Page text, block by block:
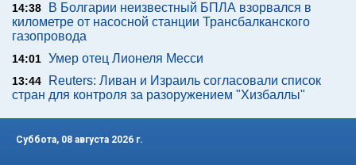
14:38
В Болгарии неизвестный БПЛА взорвался в
километре от насосной станции Трансбалканского
газопровода
14:01 Умер отец Лионеля Месси
13:44
Reuters: Ливан и Израиль согласовали список
стран для контроля за разоружением "Хизбаллы"
Суббота, 08 августа 2026 г.